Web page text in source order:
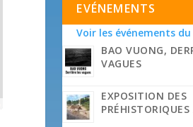
EVÉNEMENTS
Voir les événements du
BAO VUONG,
VAGUES
EXPOSITION DES
PRÉHISTORIQUES